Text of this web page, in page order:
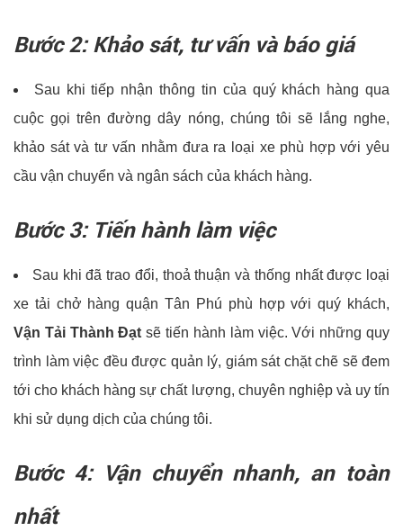
Bước 2: Khảo sát, tư vấn và báo giá
Sau khi tiếp nhận thông tin của quý khách hàng qua
cuộc gọi trên đường dây nóng, chúng tôi sẽ lắng nghe,
khảo sát và tư vấn nhằm đưa ra loại xe phù hợp với yêu
cầu vận chuyển và ngân sách của khách hàng.
Bước 3: Tiến hành làm việc
Sau khi đã trao đổi, thoả thuận và thống nhất được loại
xe tải chở hàng quận Tân Phú phù hợp với quý khách,
Vận Tải Thành Đạt sẽ tiến hành làm việc. Với những quy
trình làm việc đều được quản lý, giám sát chặt chẽ sẽ đem
tới cho khách hàng sự chất lượng, chuyên nghiệp và uy tín
khi sử dụng dịch của chúng tôi.
Bước 4: Vận chuyển nhanh, an toàn
nhất